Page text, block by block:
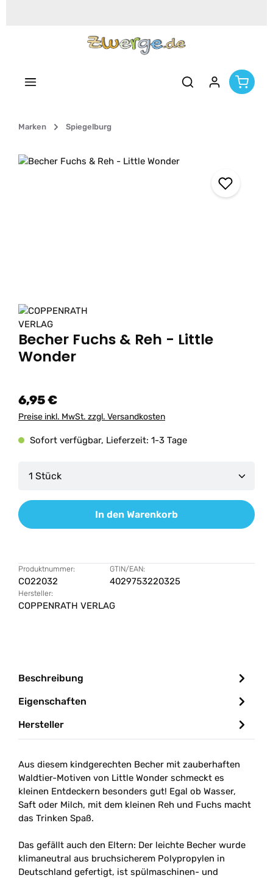
Marken Spiegelburg
Bildergalerie überspringen
Becher Fuchs & Reh - Little
Wonder
6,95 €
Preise inkl. MwSt. zzgl. Versandkosten
Sofort verfügbar, Lieferzeit: 1-3 Tage
Produkt Anzahl: Gib den gewünschten Wert
In den Warenkorb
Produktnummer:
CO22032
GTIN/EAN:
4029753220325
Hersteller:
COPPENRATH VERLAG
Beschreibung
Eigenschaften
Hersteller
Aus diesem kindgerechten Becher mit zauberhaften
Waldtier-Motiven von Little Wonder schmeckt es
kleinen Entdeckern besonders gut! Egal ob Wasser,
Saft oder Milch, mit dem kleinen Reh und Fuchs macht
das Trinken Spaß.
Das gefällt auch den Eltern: Der leichte Becher wurde
klimaneutral aus bruchsicherem Polypropylen in
Deutschland gefertigt, ist spülmaschinen- und